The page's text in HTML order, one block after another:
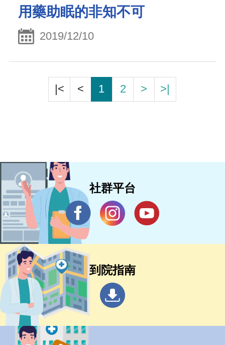
用藥助眠的非知不可
2019/12/10
|< < 1 2 > >|
社群平台
到院指南